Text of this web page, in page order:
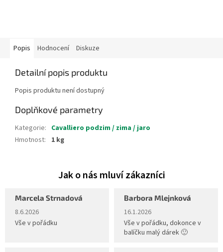
Popis Hodnocení Diskuze
Detailní popis produktu
Popis produktu není dostupný
Doplňkové parametry
Kategorie: Cavalliero podzim / zima / jaro
Hmotnost: 1 kg
Marcela Strnadová
Hodnocení obchodu je 5 z 5 hvězdiček.
8.6.2026
Vše v pořádku
Barbora Mlejnková
Hodnocení obchodu je 5 z 5
16.1.2026
Vše v pořádku, dokonce v
balíčku malý dárek 🙂